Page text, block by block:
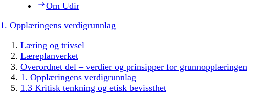
Om Udir
1. Opplæringens verdigrunnlag
Læring og trivsel
Læreplanverket
Overordnet del – verdier og prinsipper for grunnopplæringen
1. Opplæringens verdigrunnlag
1.3 Kritisk tenkning og etisk bevissthet